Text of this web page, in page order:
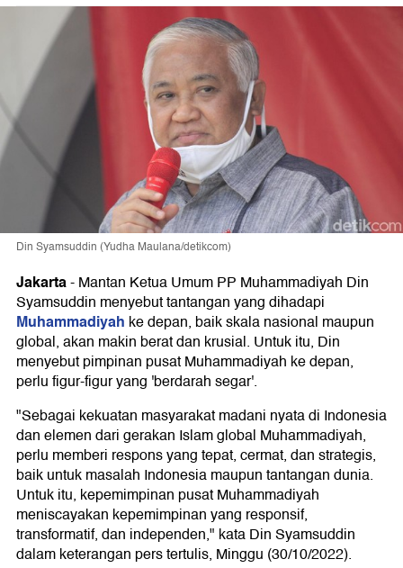
Din Syamsuddin (Yudha Maulana/detikcom)
Jakarta-Mantan Ketua Umum PP Muhammadiyah Din
Syamsuddin menyebut tantangan yang dihadapi
Muhammadiyah ke depan, baik skala nasional maupun
global, akan makin berat dan krusial. Untuk itu, Din
menyebut pimpinan pusat Muhammadiyah ke depan,
perlu figur-figur yang 'berdarah segar'.
"Sebagai kekuatan masyarakat madani nyata di Indonesia
dan elemen dari gerakan Islam global Muhammadiyah,
perlu memberi respons yang tepat, cermat, dan strategis,
baik untuk masalah Indonesia maupun tantangan dunia.
Untuk itu, kepemimpinan pusat Muhammadiyah
meniscayakan kepemimpinan yang responsif,
transformatif, dan independen," kata Din Syamsuddin
dalam keterangan pers tertulis, Minggu (30/10/2022).